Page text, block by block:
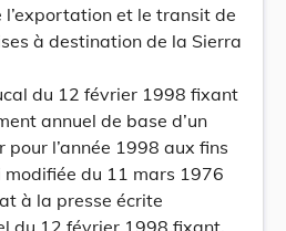
et le transit de
à destination de la Sierra
du 12 février 1998 fixant
annuel de base d’un
l’année 1998 aux fins
modifiée du 11 mars 1976
à la presse écrite
du 12 février 1998 fixant,